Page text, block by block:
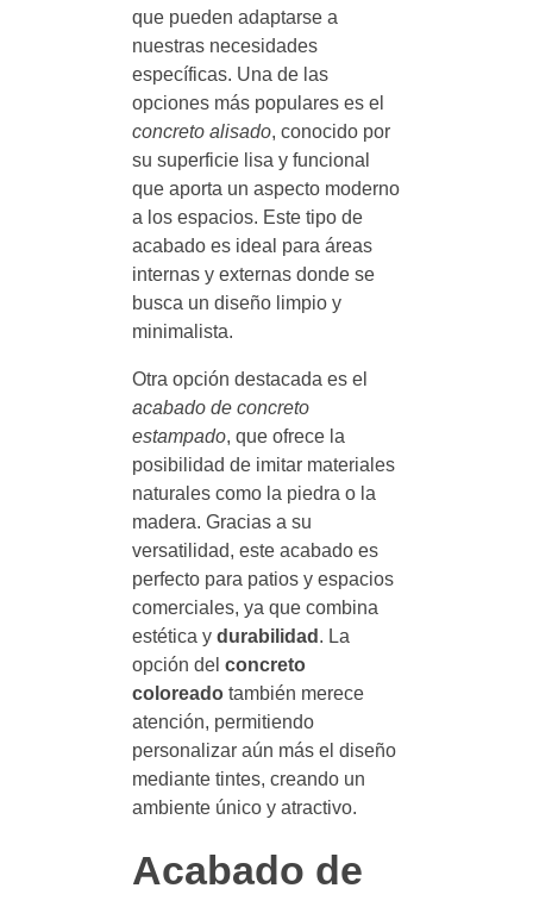
que pueden adaptarse a
nuestras necesidades
específicas. Una de las
opciones más populares es el
concreto alisado, conocido por
su superficie lisa y funcional
que aporta un aspecto moderno
a los espacios. Este tipo de
acabado es ideal para áreas
internas y externas donde se
busca un diseño limpio y
minimalista.
Otra opción destacada es el
acabado de concreto
estampado, que ofrece la
posibilidad de imitar materiales
naturales como la piedra o la
madera. Gracias a su
versatilidad, este acabado es
perfecto para patios y espacios
comerciales, ya que combina
estética y durabilidad . La
opción del concreto
coloreadotambién merece
atención, permitiendo
personalizar aún más el diseño
mediante tintes, creando un
ambiente único y atractivo.
Acabado de